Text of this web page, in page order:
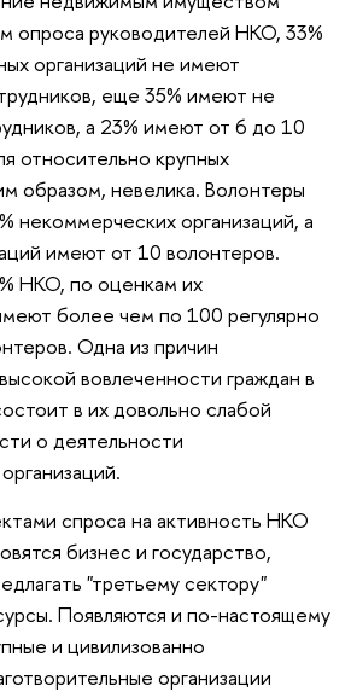
руководителей НКО, 33%
организаций не имеют
еще 35% имеют не
а 23% имеют от 6 до 10
относительно крупных
образом, невелика. Волонтеры
некоммерческих организаций, а
имеют от 10 волонтеров.
НКО, по оценкам их
более чем по 100 регулярно
Одна из причин
вовлеченности граждан в
в их довольно слабой
о деятельности
спроса на активность НКО
бизнес и государство,
"третьему сектору"
Появляются и по-настоящему
и цивилизованно
организации